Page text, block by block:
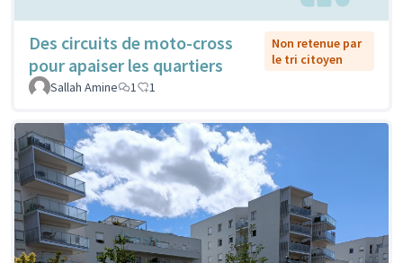
Des circuits de moto-cross
pour apaiser les quartiers
Non retenue par
le tri citoyen
Sallah Amine
1 1